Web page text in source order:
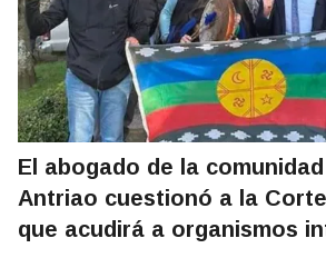
El abogado de la comunidad
Antriao cuestionó a la
que acudirá a organismos